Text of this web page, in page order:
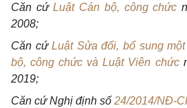
Căn cứLuật Cán bộ, công chức
2008;
Căn cứLuật Sửa đổi, bổ sung
bộ, công chức và Luật Viên chức
2019;
Căn cứ Nghị định số 24/2014/NĐ-